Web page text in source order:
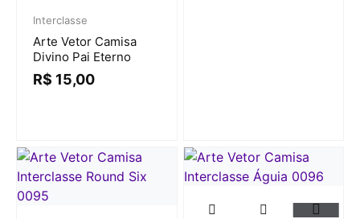
Interclasse
Arte Vetor Camisa
Divino Pai Eterno
R$ 15,00